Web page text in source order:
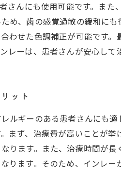
さんにも使用可能です。また
め、歯の感覚過敏の緩和に
わせた色調補正が可能です
レーは、患者さんが安心し
ット
ルギーのある患者さんにも
まず、治療費が高いことが
ります。また、治療時間が
ります。そのため、インレ